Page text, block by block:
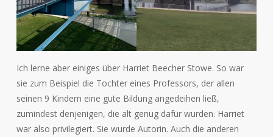
Ich lerne aber einiges über Harriet Beecher Stowe. So war
sie zum Beispiel die Tochter eines Professors, der allen
seinen 9 Kindern eine gute Bildung angedeihen ließ,
zumindest denjenigen, die alt genug dafür wurden. Harriet
war also privilegiert. Sie wurde Autorin. Auch die anderen